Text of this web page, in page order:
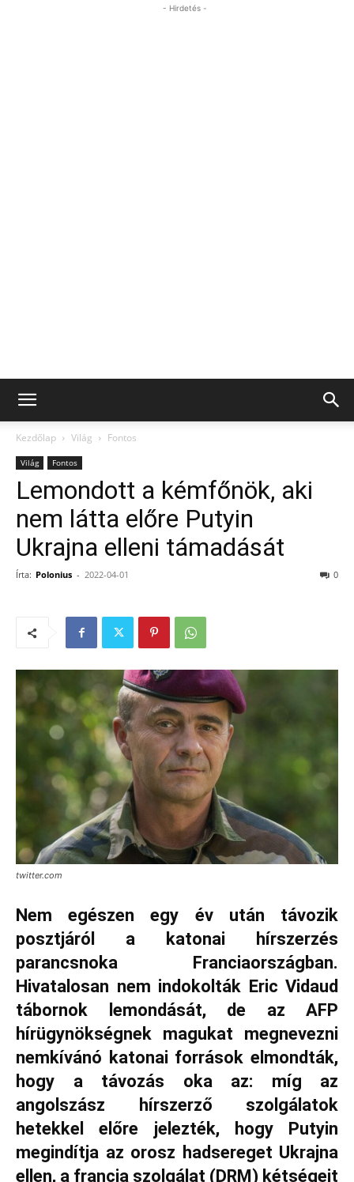
- Hirdetés -
Kezdőlap Világ Fontos
Világ Fontos
Lemondott a kémfőnök, aki
nem látta előre Putyin
Ukrajna elleni támadását
Írta: Polonius - 2022-04-01 0
twitter.com
Nem egészen egy év után távozik
posztjáról a katonai hírszerzés
parancsnoka Franciaországban.
Hivatalosan nem indokolták Eric Vidaud
tábornok lemondását, de az AFP
hírügynökségnek magukat megnevezni
nemkívánó katonai források elmondták,
hogy a távozás oka az: míg az
angolszász hírszerző szolgálatok
hetekkel előre jelezték, hogy Putyin
megindítja az orosz hadsereget Ukrajna
ellen, a francia szolgálat (DRM) kétségeit